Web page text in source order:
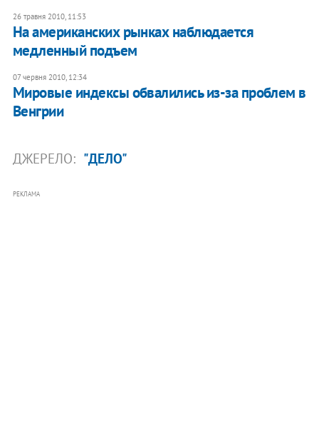
26 травня 2010, 11:53
На американских рынках наблюдается
медленный подъем
07 червня 2010, 12:34
Мировые индексы обвалились из-за проблем в
Венгрии
ДЖЕРЕЛО: "ДЕЛО"
РЕКЛАМА